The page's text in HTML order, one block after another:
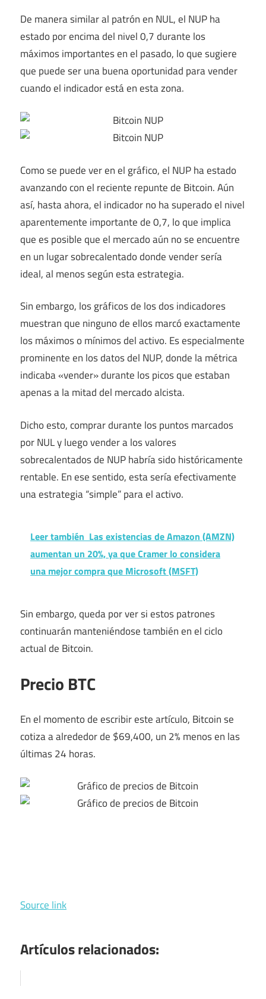
De manera similar al patrón en NUL, el NUP ha
estado por encima del nivel 0,7 durante los
máximos importantes en el pasado, lo que sugiere
que puede ser una buena oportunidad para vender
cuando el indicador está en esta zona.
Como se puede ver en el gráfico, el NUP ha estado
avanzando con el reciente repunte de Bitcoin. Aún
así, hasta ahora, el indicador no ha superado el nivel
aparentemente importante de 0,7, lo que implica
que es posible que el mercado aún no se encuentre
en un lugar sobrecalentado donde vender sería
ideal, al menos según esta estrategia.
Sin embargo, los gráficos de los dos indicadores
muestran que ninguno de ellos marcó exactamente
los máximos o mínimos del activo. Es especialmente
prominente en los datos del NUP, donde la métrica
indicaba «vender» durante los picos que estaban
apenas a la mitad del mercado alcista.
Dicho esto, comprar durante los puntos marcados
por NUL y luego vender a los valores
sobrecalentados de NUP habría sido históricamente
rentable. En ese sentido, esta sería efectivamente
una estrategia “simple” para el activo.
Leer también Las existencias de Amazon (AMZN)
aumentan un 20%, ya que Cramer lo considera
una mejor compra que Microsoft (MSFT)
Sin embargo, queda por ver si estos patrones
continuarán manteniéndose también en el ciclo
actual de Bitcoin.
Precio BTC
En el momento de escribir este artículo, Bitcoin se
cotiza a alrededor de $69,400, un 2% menos en las
últimas 24 horas.
Source link
Artículos relacionados: